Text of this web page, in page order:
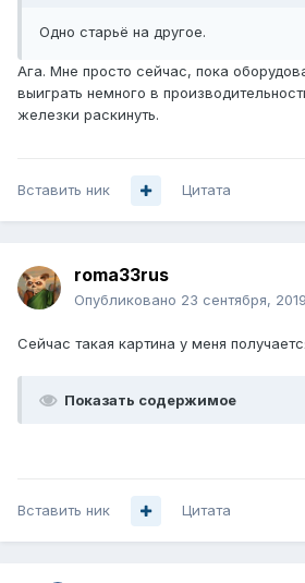
Одно старьё на другое.
Ага. Мне просто сейчас, пока
выиграть немного в
железки раскинуть.
Вставить ник Цитата
roma33rus
Опубликовано 23 сентября, 2019
Сейчас такая картина у меня
Показать содержимое
Вставить ник Цитата